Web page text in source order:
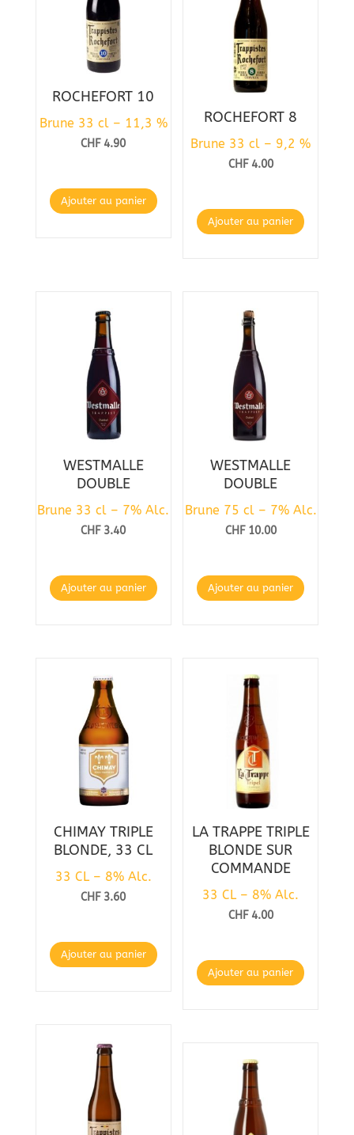
ROCHEFORT 10
Brune 33 cl – 11,3 %
CHF4.90
Ajouter au panier
ROCHEFORT 8
Brune 33 cl – 9,2 %
CHF4.00
Ajouter au panier
WESTMALLE
DOUBLE
Brune 33 cl – 7% Alc.
CHF3.40
Ajouter au panier
WESTMALLE
DOUBLE
Brune 75 cl – 7% Alc.
CHF10.00
Ajouter au panier
CHIMAY TRIPLE
BLONDE, 33 CL
33 CL – 8% Alc.
CHF3.60
Ajouter au panier
LA TRAPPE TRIPLE
BLONDE SUR
COMMANDE
33 CL – 8% Alc.
CHF4.00
Ajouter au panier